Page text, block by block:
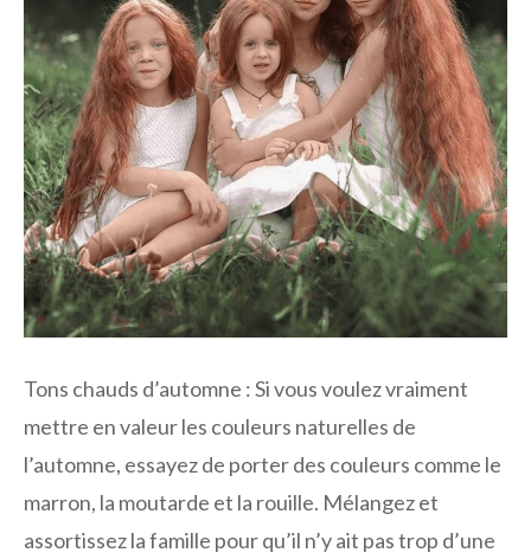
Tons chauds d’automne :Si vous voulez vraiment
mettre en valeur les couleurs naturelles de
l’automne, essayez de porter des couleurs comme le
marron, la moutarde et la rouille. Mélangez et
assortissez la famille pour qu’il n’y ait pas trop d’une